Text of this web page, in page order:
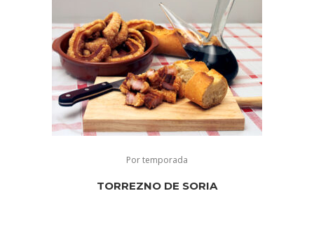
Por temporada
TORREZNO DE SORIA